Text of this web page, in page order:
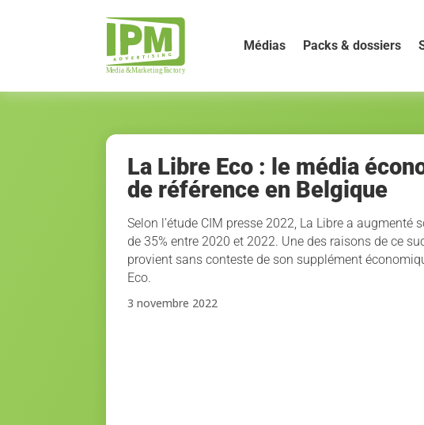
Médias Packs & dossiers
La Libre Eco : le média
de référence en Belgique
Selon l’étude CIM presse 2022, La Libre a augmenté
de 35% entre 2020 et 2022. Une des raisons de ce
provient sans conteste de son supplément
Eco.
3 novembre 2022